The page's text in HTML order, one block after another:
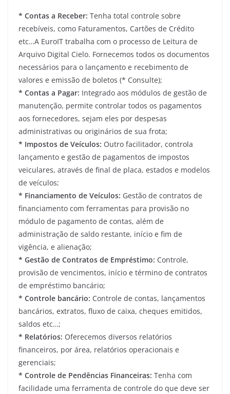
* Contas a Receber: Tenha total controle sobre
recebíveis, como Faturamentos, Cartões de Crédito
etc…A EuroIT trabalha com o processo de Leitura de
Arquivo Digital Cielo. Fornecemos todos os documentos
necessários para o lançamento e recebimento de
valores e emissão de boletos (* Consulte);
* Contas a Pagar: Integrado aos módulos de gestão de
manutenção, permite controlar todos os pagamentos
aos fornecedores, sejam eles por despesas
administrativas ou originários de sua frota;
* Impostos de Veículos: Outro facilitador, controla
lançamento e gestão de pagamentos de impostos
veiculares, através de final de placa, estados e modelos
de veículos;
* Financiamento de Veículos: Gestão de contratos de
financiamento com ferramentas para provisão no
módulo de pagamento de contas, além de
administração de saldo restante, início e fim de
vigência, e alienação;
* Gestão de Contratos de Empréstimo: Controle,
provisão de vencimentos, início e término de contratos
de empréstimo bancário;
* Controle bancário: Controle de contas, lançamentos
bancários, extratos, fluxo de caixa, cheques emitidos,
saldos etc…;
* Relatórios: Oferecemos diversos relatórios
financeiros, por área, relatórios operacionais e
gerenciais;
* Controle de Pendências Financeiras: Tenha com
facilidade uma ferramenta de controle do que deve ser